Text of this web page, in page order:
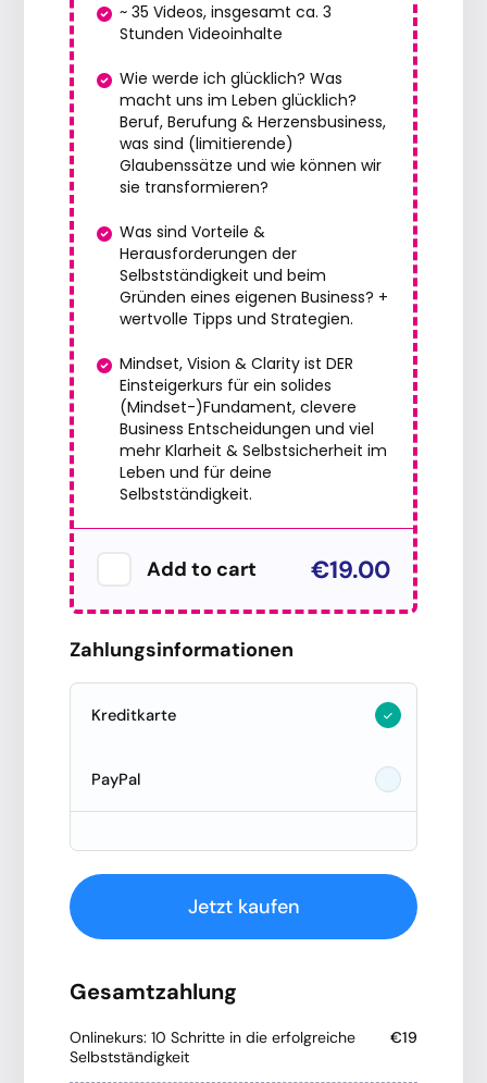
~ 35 Videos, insgesamt ca. 3
Stunden Videoinhalte
Wie werde ich glücklich? Was
macht uns im Leben glücklich?
Beruf, Berufung & Herzensbusiness,
was sind (limitierende)
Glaubenssätze und wie können wir
sie transformieren?
Was sind Vorteile &
Herausforderungen der
Selbstständigkeit und beim
Gründen eines eigenen Business? +
wertvolle Tipps und Strategien.
Mindset, Vision & Clarity ist DER
Einsteigerkurs für ein solides
(Mindset-)Fundament, clevere
Business Entscheidungen und viel
mehr Klarheit & Selbstsicherheit im
Leben und für deine
Selbstständigkeit.
Add to cart €19.00
Zahlungsinformationen
Kreditkarte
PayPal
Jetzt kaufen
Gesamtzahlung
Onlinekurs: 10 Schritte in die erfolgreiche
Selbstständigkeit
€19